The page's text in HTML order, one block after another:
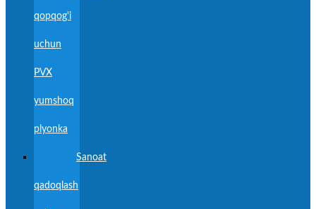
qopqog'i
uchun
PVX
yumshoq
plyonka
Sanoat
qadoqlash